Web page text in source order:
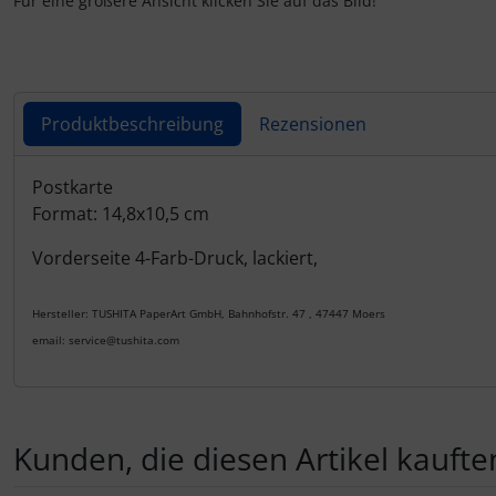
Produktbeschreibung Rezensionen
Produktbeschreibung
Postkarte
Format: 14,8x10,5 cm
Vorderseite 4-Farb-Druck, lackiert,
Hersteller: TUSHITA PaperArt GmbH, Bahnhofstr. 47 , 47447 Moers
email: service@tushita.com
Kunden, die diesen Artikel